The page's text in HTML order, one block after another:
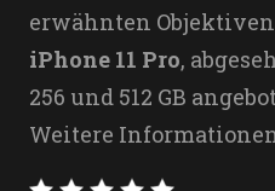
erwähnten
iPhone 11 Pro,
256 und 512 GB
Weitere